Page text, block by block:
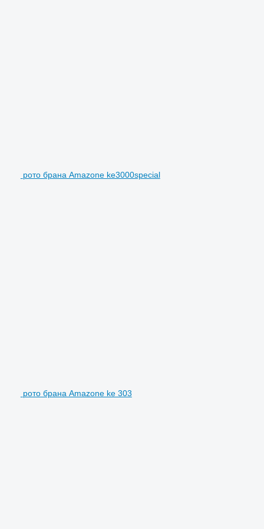
рото брана Amazone ke3000special
рото брана Amazone ke 303